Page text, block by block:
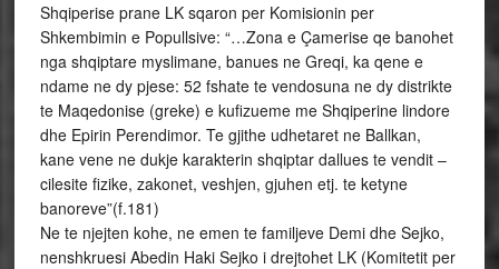
Shqiperise prane LK sqaron per Komisionin per
Shkembimin e Popullsive: “…Zona e Çamerise qe banohet
nga shqiptare myslimane, banues ne Greqi, ka qene e
ndame ne dy pjese: 52 fshate te vendosuna ne dy distrikte
te Maqedonise (greke) e kufizueme me Shqiperine lindore
dhe Epirin Perendimor. Te gjithe udhetaret ne Ballkan,
kane vene ne dukje karakterin shqiptar dallues te vendit –
cilesite fizike, zakonet, veshjen, gjuhen etj. te ketyne
banoreve”(f.181)
Ne te njejten kohe, ne emen te familjeve Demi dhe Sejko,
nenshkruesi Abedin Haki Sejko i drejtohet LK (Komitetit per